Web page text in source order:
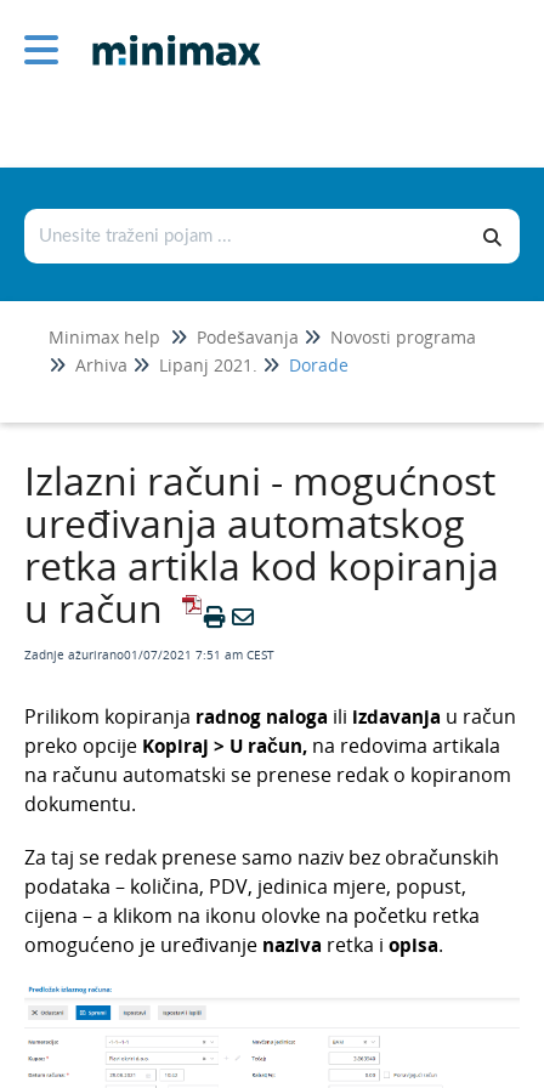
Minimax help Podešavanja
Novosti programa
Arhiva
Lipanj 2021. Dorade
Korisnici i njihova prava
Licence
Postavke organizacije
Šifrarnici
Uvoz i izvoz podataka
Srpanj 2026.
Svibanj 2026.
Veljača 2026.
Siječanj 2026.
Studeni 2025.
Kolovoz 2025.
Ožujak 2025
Siječanj 2025.
Kako instalirati novu verziju programa?
Opća Uredba o zaštiti osobnih podataka - GDPR
Minimax i euro: prilagodba programskih
funkcionalnosti prelasku na euro
Porezna reforma 2024. u Minimaxu: prilagodba
programskih funkcionalnosti
Arhiva
Odjel za brze dorade - novost u Minimaxu
Izlazni računi - mogućnost
uređivanja automatskog
retka artikla kod kopiranja
u račun
Zadnje ažurirano01/07/2021 7:51 am CEST
Prilikom kopiranja radnog naloga ili izdavanja u račun
preko opcije Kopiraj > U račun, na redovima artikala
na računu automatski se prenese redak o kopiranom
dokumentu.
Za taj se redak prenese samo naziv bez obračunskih
podataka – količina, PDV, jedinica mjere, popust,
cijena – a klikom na ikonu olovke na početku retka
omogućeno je uređivanje naziva retka i opisa.